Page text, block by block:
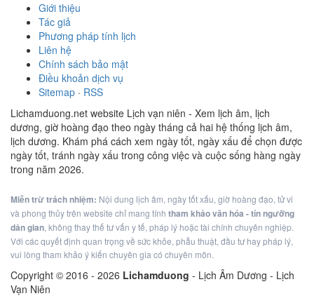
Giới thiệu
Tác giả
Phương pháp tính lịch
Liên hệ
Chính sách bảo mật
Điều khoản dịch vụ
Sitemap · RSS
Lichamduong.net website Lịch vạn niên - Xem lịch âm, lịch
dương, giờ hoàng đạo theo ngày tháng cả hai hệ thống lịch âm,
lịch dương. Khám phá cách xem ngày tốt, ngày xấu để chọn được
ngày tốt, tránh ngày xấu trong công việc và cuộc sống hàng ngày
trong năm 2026.
Miễn trừ trách nhiệm: Nội dung lịch âm, ngày tốt xấu, giờ hoàng đạo, tử vi
và phong thủy trên website chỉ mang tính tham khảo văn hóa - tín ngưỡng
dân gian, không thay thế tư vấn y tế, pháp lý hoặc tài chính chuyên nghiệp.
Với các quyết định quan trọng về sức khỏe, phẫu thuật, đầu tư hay pháp lý,
vui lòng tham khảo ý kiến chuyên gia có chuyên môn.
Copyright © 2016 - 2026 Lichamduong - Lịch Âm Dương - Lịch
Vạn Niên